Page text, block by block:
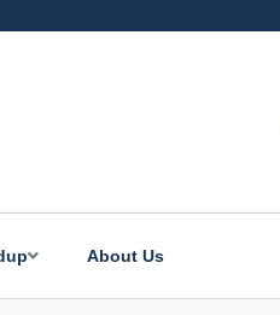
About Us